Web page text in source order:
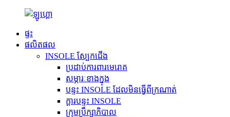
ផ្ទះ
ផលិតផល
INSOLE ស្បែកជើង
ប្រដាប់ការពារមេរោគ
សម្ភារៈខាងក្នុង
បន្ទះ INSOLE ដែលមិនធ្វើពីក្រណាត់
ក្តារបន្ទះ INSOLE
ក្រុមប្រឹក្សាភិបាល